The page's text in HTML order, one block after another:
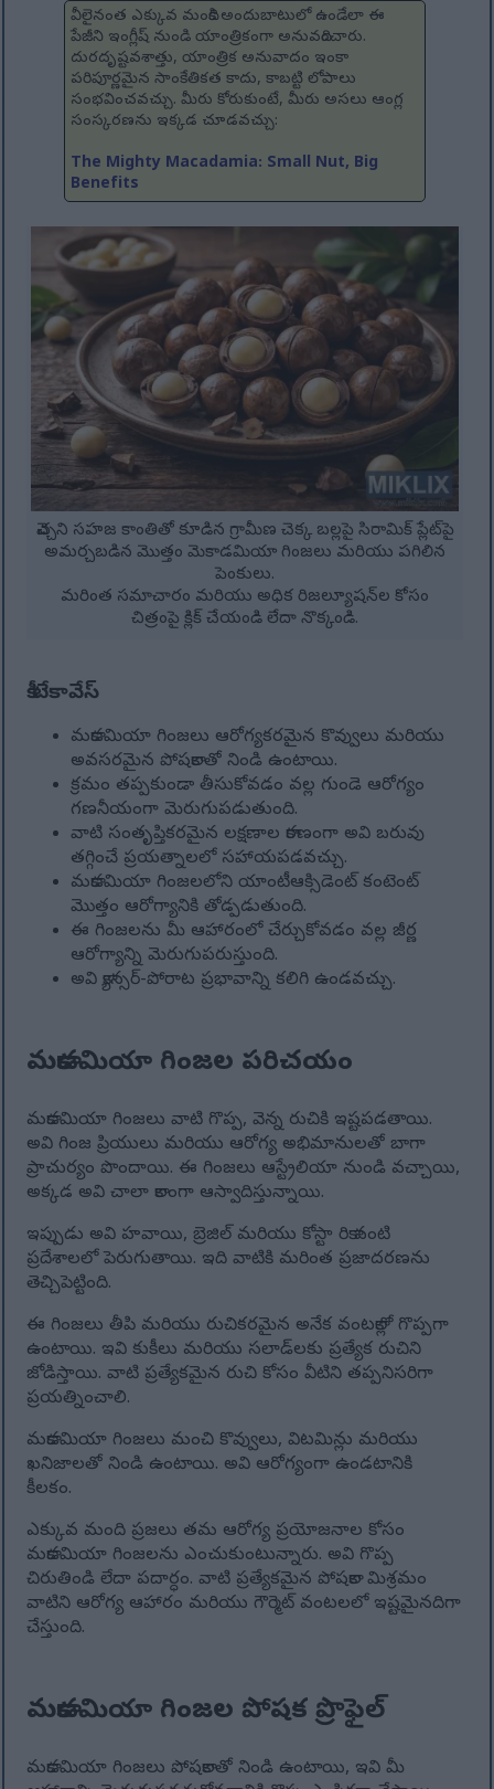
వీలైనంత ఎక్కువ మందికి అందుబాటులో ఉండేలా ఈ
పేజీని ఇంగ్లీష్ నుండి యాంత్రికంగా అనువదించారు.
దురదృష్టవశాత్తు, యాంత్రిక అనువాదం ఇంకా
పరిపూర్ణమైన సాంకేతికత కాదు, కాబట్టి లోపాలు
సంభవించవచ్చు. మీరు కోరుకుంటే, మీరు అసలు ఆంగ్ల
సంస్కరణను ఇక్కడ చూడవచ్చు:
The Mighty Macadamia: Small Nut, Big
Benefits
వెచ్చని సహజ కాంతితో కూడిన గ్రామీణ చెక్క బల్లపై సిరామిక్ ప్లేట్‌పై
అమర్చబడిన మొత్తం మెకాడమియా గింజలు మరియు పగిలిన
పెంకులు.
మరింత సమాచారం మరియు అధిక రిజల్యూషన్‌ల కోసం
చిత్రంపై క్లిక్ చేయండి లేదా నొక్కండి.
కీ టేకావేస్
మకాడమియా గింజలు ఆరోగ్యకరమైన కొవ్వులు మరియు
అవసరమైన పోషకాలతో నిండి ఉంటాయి.
క్రమం తప్పకుండా తీసుకోవడం వల్ల గుండె ఆరోగ్యం
గణనీయంగా మెరుగుపడుతుంది.
వాటి సంతృప్తికరమైన లక్షణాల కారణంగా అవి బరువు
తగ్గించే ప్రయత్నాలలో సహాయపడవచ్చు.
మకాడమియా గింజలలోని యాంటీఆక్సిడెంట్ కంటెంట్
మొత్తం ఆరోగ్యానికి తోడ్పడుతుంది.
ఈ గింజలను మీ ఆహారంలో చేర్చుకోవడం వల్ల జీర్ణ
ఆరోగ్యాన్ని మెరుగుపరుస్తుంది.
అవి క్యాన్సర్-పోరాట ప్రభావాన్ని కలిగి ఉండవచ్చు.
మకాడమియా గింజల పరిచయం
మకాడమియా గింజలు వాటి గొప్ప, వెన్న రుచికి ఇష్టపడతాయి.
అవి గింజ ప్రియులు మరియు ఆరోగ్య అభిమానులతో బాగా
ప్రాచుర్యం పొందాయి. ఈ గింజలు ఆస్ట్రేలియా నుండి వచ్చాయి,
అక్కడ అవి చాలా కాలంగా ఆస్వాదిస్తున్నాయి.
ఇప్పుడు అవి హవాయి, బ్రెజిల్ మరియు కోస్టా రికా వంటి
ప్రదేశాలలో పెరుగుతాయి. ఇది వాటికి మరింత ప్రజాదరణను
తెచ్చిపెట్టింది.
ఈ గింజలు తీపి మరియు రుచికరమైన అనేక వంటకాల్లో గొప్పగా
ఉంటాయి. ఇవి కుకీలు మరియు సలాడ్‌లకు ప్రత్యేక రుచిని
జోడిస్తాయి. వాటి ప్రత్యేకమైన రుచి కోసం వీటిని తప్పనిసరిగా
ప్రయత్నించాలి.
మకాడమియా గింజలు మంచి కొవ్వులు, విటమిన్లు మరియు
ఖనిజాలతో నిండి ఉంటాయి. అవి ఆరోగ్యంగా ఉండటానికి
కీలకం.
ఎక్కువ మంది ప్రజలు తమ ఆరోగ్య ప్రయోజనాల కోసం
మకాడమియా గింజలను ఎంచుకుంటున్నారు. అవి గొప్ప
చిరుతిండి లేదా పదార్ధం. వాటి ప్రత్యేకమైన పోషకాల మిశ్రమం
వాటిని ఆరోగ్య ఆహారం మరియు గౌర్మెట్ వంటలలో ఇష్టమైనదిగా
చేస్తుంది.
మకాడమియా గింజల పోషక ప్రొఫైల్
మకాడమియా గింజలు పోషకాలతో నిండి ఉంటాయి, ఇవి మీ